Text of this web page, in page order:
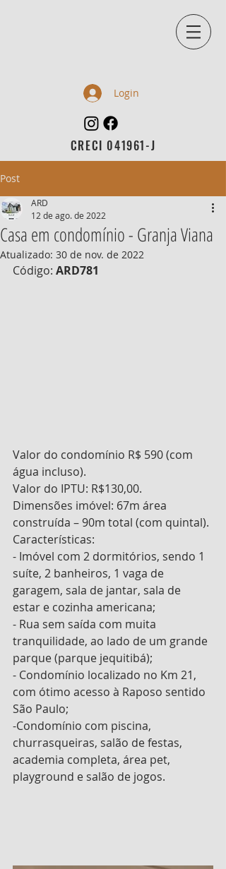
Login
CRECI 041961-J
Post
Casa em condomínio - Granja Viana
ARD
12 de ago. de 2022
Atualizado: 30 de nov. de 2022
Código: ARD781
Valor do condomínio R$ 590 (com
água incluso).
Valor do IPTU: R$130,00.
Dimensões imóvel: 67m área
construída – 90m total (com quintal).
Características:
- Imóvel com 2 dormitórios, sendo 1
suíte, 2 banheiros, 1 vaga de
garagem, sala de jantar, sala de
estar e cozinha americana;
- Rua sem saída com muita
tranquilidade, ao lado de um grande
parque (parque jequitibá);
- Condomínio localizado no Km 21,
com ótimo acesso à Raposo sentido
São Paulo;
-Condomínio com piscina,
churrasqueiras, salão de festas,
academia completa, área pet,
playground e salão de jogos.